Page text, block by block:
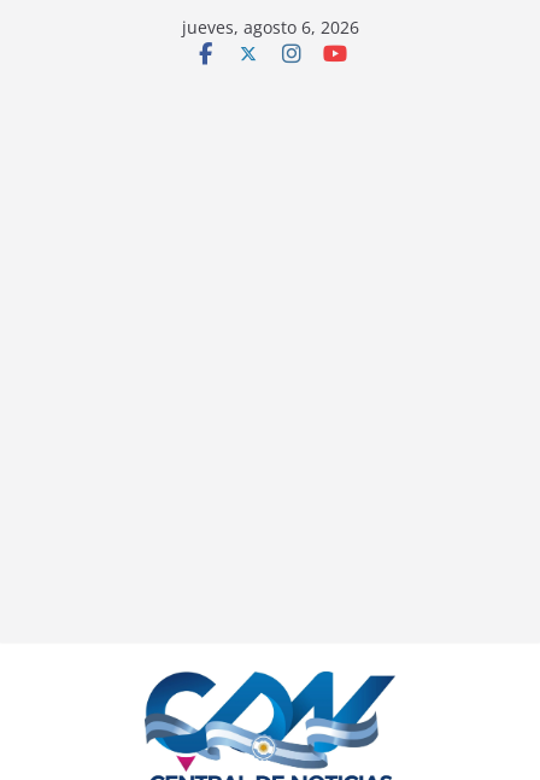
jueves, agosto 6, 2026